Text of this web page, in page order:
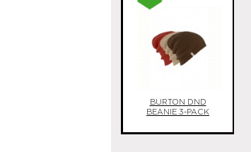
BURTON DND
BEANIE 3-PACK